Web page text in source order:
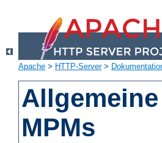
Apache > HTTP-Server>
MPMs